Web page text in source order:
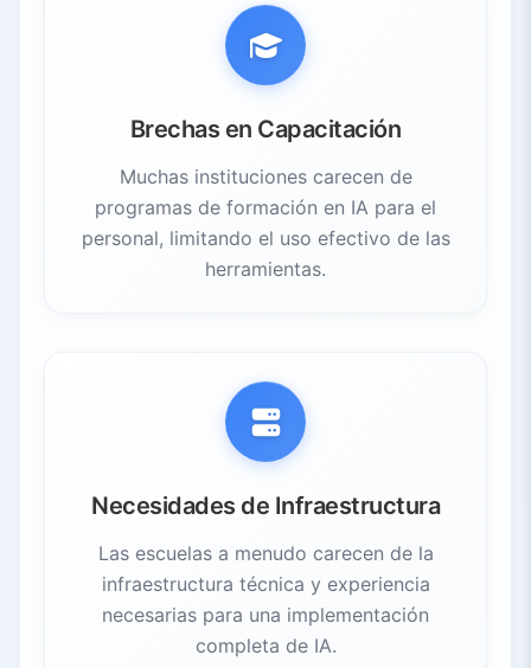
Brechas en Capacitación
Muchas instituciones carecen de
programas de formación en IA para el
personal, limitando el uso efectivo de las
herramientas.
Necesidades de Infraestructura
Las escuelas a menudo carecen de la
infraestructura técnica y experiencia
necesarias para una implementación
completa de IA.